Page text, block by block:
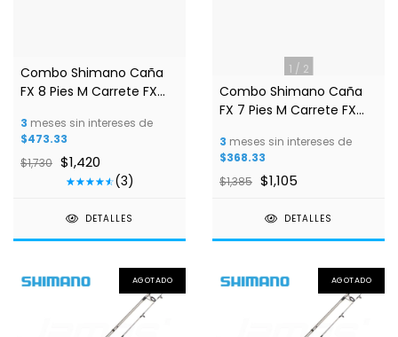
1/3
Combo Shimano Caña
FX 8 Pies M Carrete FX
3 meses sin intereses de
$473.33
$1,730 $1,420
(3)
DETALLES
1 / 2
Combo Shimano Caña
FX 7 Pies M Carrete FX
3 meses sin intereses de
$368.33
$1,385 $1,105
DETALLES
AGOTADO AGOTADO